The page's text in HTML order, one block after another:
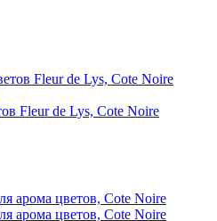
Fleur de Lys, Cote Noire